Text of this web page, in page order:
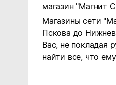
магазин "Магнит
Магазины сети
Пскова до
Вас, не покладая
найти все, что